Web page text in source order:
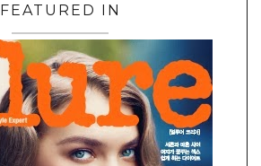
FEATURED IN